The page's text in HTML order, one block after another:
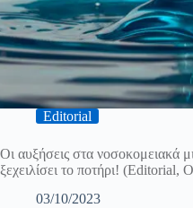
Editorial
Οι αυξήσεις στα νοσοκομειακά
ξεχειλίσει το ποτήρι! (Editorial,
03/10/2023